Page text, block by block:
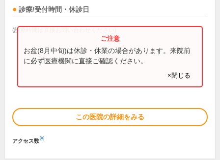
診療/受付時間・休診日
(診療時間は直接お問い合わせください)
お盆(8月中旬)は休診・休業の場合があります。来院前
に必ず医療機関に直接ご確認ください。
×閉じる
この医院の詳細をみる
アクセス数※